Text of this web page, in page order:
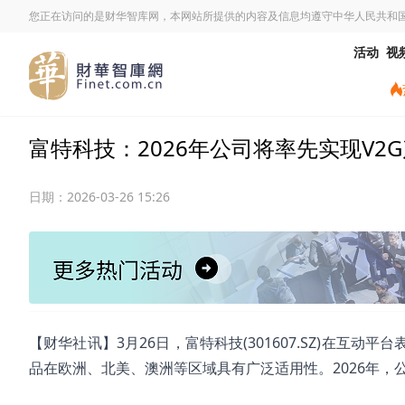
您正在访问的是财华智库网，本网站所提供的内容及信息均遵守中华人民共和
活动 视
富特科技：2026年公司将率先实现
日期： 2026-03-26 15:26
【财华社讯】3月26日，富特科技(301607.SZ)在互动平
品在欧洲、北美、澳洲等区域具有广泛适用性。2026年，